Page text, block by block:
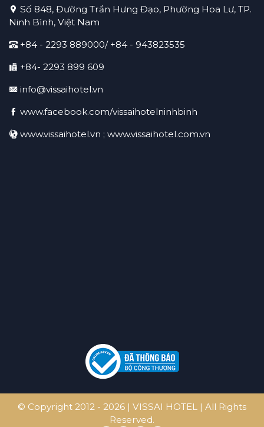
Số 848, Đường Trần Hưng Đạo, Phường Hoa Lư, TP.
Ninh Bình, Việt Nam
+84 - 2293 889000/ +84 - 943823535
+84- 2293 899 609
info@vissaihotel.vn
www.facebook.com/vissaihotelninhbinh
www.vissaihotel.vn ; www.vissaihotel.com.vn
© Copyright 2012 - 2026 | VISSAI HOTEL | All Rights
Reserved.